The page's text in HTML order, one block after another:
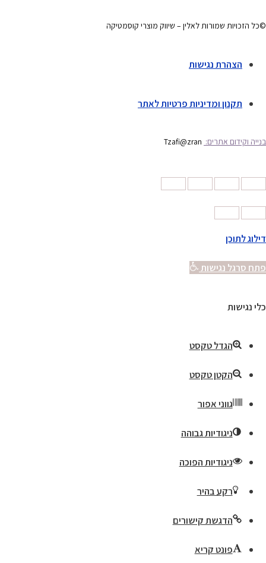
©כל הזכויות שמורות לאלין – שיווק מוצרי קוסמטיקה
הצהרת נגישות
תקנון ומדיניות פרטיות לאתר
בנייה וקידום אתרים: Tzafi@zran
דילוג לתוכן
פתח סרגל נגישות
כלי נגישות
הגדל טקסט
הקטן טקסט
גווני אפור
ניגודיות גבוהה
ניגודיות הפוכה
רקע בהיר
הדגשת קישורים
פונט קריא